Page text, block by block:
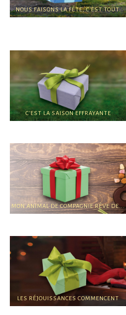
NOUS FAISONS LA FÊTE, C'EST TOUT.
C'EST LA SAISON EFFRAYANTE
MON ANIMAL DE COMPAGNIE RÊVE DE...
LES RÉJOUISSANCES COMMENCENT